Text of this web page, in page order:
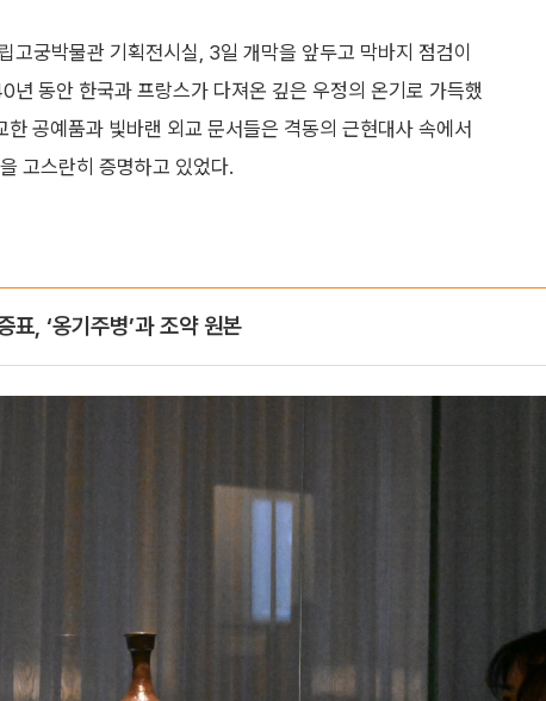
고궁박물관 기획전시실, 3일 개막을 앞두고 막바지 점검이
년 동안 한국과 프랑스가 다져온 깊은 우정의 온기로 가득했
한 공예품과 빛바랜 외교 문서들은 격동의 근현대사 속에서
고스란히 증명하고 있었다.
표, ‘옹기주병’과 조약 원본